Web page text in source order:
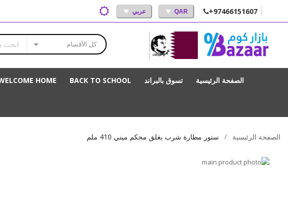
+97466151607
QAR عربي
كل الأقسام
الصفحة الرئيسية تسوق بالبراند BACK TO SCHOOL
HOME
الصفحة الرئيسية ستور مطارة شرب بغلق محكم ميني 410 ملم
انتقل